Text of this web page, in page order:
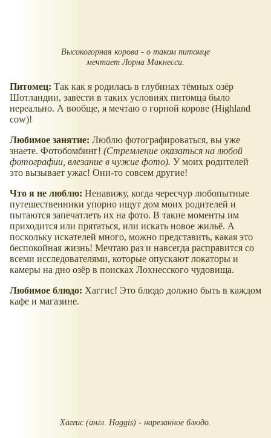
Высокогорная корова - о таком питомце
мечтает Лорна Макнесси.
Питомец: Так как я родилась в глубинах тёмных озёр
Шотландии, завести в таких условиях питомца было
нереально. А вообще, я мечтаю о горной корове (Highland
cow)!
Любимое занятие: Люблю фотографироваться, вы уже
знаете. Фотобомбинг! (Стремление оказаться на любой
фотографии, влезание в чужие фото). У моих родителей
это вызывает ужас! Они-то совсем другие!
Что я не люблю: Ненавижу, когда чересчур любопытные
путешественники упорно ищут дом моих родителей и
пытаются запечатлеть их на фото. В такие моменты им
приходится или прятаться, или искать новое жильё. А
поскольку искателей много, можно представить, какая это
беспокойная жизнь! Мечтаю раз и навсегда расправится со
всеми исследователями, которые опускают локаторы и
камеры на дно озёр в поисках Лохнесского чудовища.
Любимое блюдо: Хаггис! Это блюдо должно быть в каждом
кафе и магазине.
Хаггис (англ. Haggis) - нарезанное блюдо.